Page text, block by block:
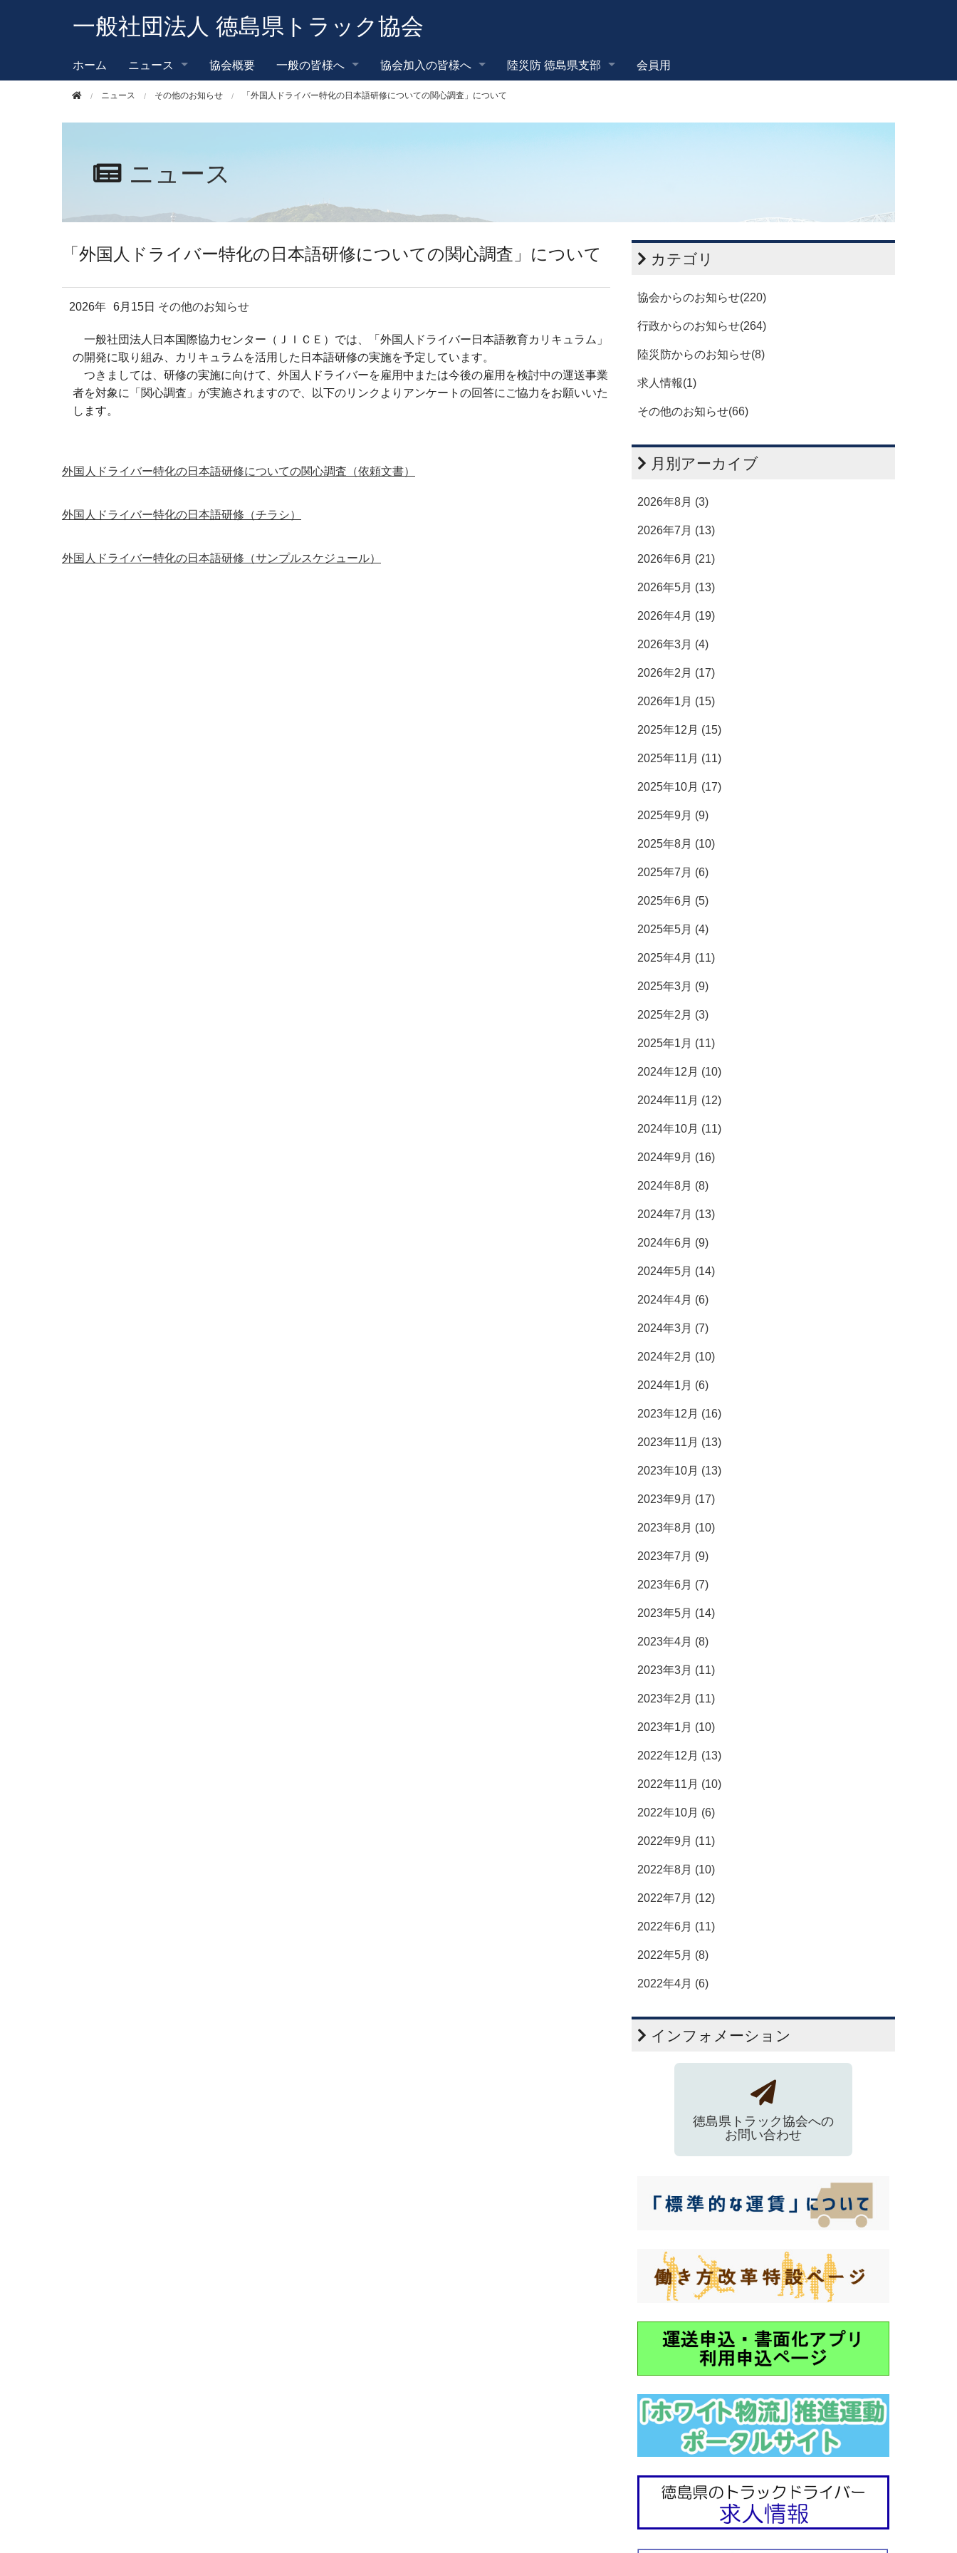
一般社団法人 徳島県トラック協会
ホーム ニュース 協会概要 一般の皆様へ 協会加入の皆様へ 陸災防 徳島県支部 会員用
ニュース その他のお知らせ 「外国人ドライバー特化の日本語研修についての関心調査」について
ニュース
「外国人ドライバー特化の日本語研修についての関心調査」について
2026年 6月15日 その他のお知らせ
一般社団法人日本国際協力センター（ＪＩＣＥ）では、「外国人ドライバー日本語教育カリキュラム」
の開発に取り組み、カリキュラムを活用した日本語研修の実施を予定しています。
つきましては、研修の実施に向けて、外国人ドライバーを雇用中または今後の雇用を検討中の運送事業
者を対象に「関心調査」が実施されますので、以下のリンクよりアンケートの回答にご協力をお願いいた
します。
外国人ドライバー特化の日本語研修についての関心調査（依頼文書）
外国人ドライバー特化の日本語研修（チラシ）
外国人ドライバー特化の日本語研修（サンプルスケジュール）
カテゴリ
協会からのお知らせ(220)
行政からのお知らせ(264)
陸災防からのお知らせ(8)
求人情報(1)
その他のお知らせ(66)
月別アーカイブ
2026年8月 (3)
2026年7月 (13)
2026年6月 (21)
2026年5月 (13)
2026年4月 (19)
2026年3月 (4)
2026年2月 (17)
2026年1月 (15)
2025年12月 (15)
2025年11月 (11)
2025年10月 (17)
2025年9月 (9)
2025年8月 (10)
2025年7月 (6)
2025年6月 (5)
2025年5月 (4)
2025年4月 (11)
2025年3月 (9)
2025年2月 (3)
2025年1月 (11)
2024年12月 (10)
2024年11月 (12)
2024年10月 (11)
2024年9月 (16)
2024年8月 (8)
2024年7月 (13)
2024年6月 (9)
2024年5月 (14)
2024年4月 (6)
2024年3月 (7)
2024年2月 (10)
2024年1月 (6)
2023年12月 (16)
2023年11月 (13)
2023年10月 (13)
2023年9月 (17)
2023年8月 (10)
2023年7月 (9)
2023年6月 (7)
2023年5月 (14)
2023年4月 (8)
2023年3月 (11)
2023年2月 (11)
2023年1月 (10)
2022年12月 (13)
2022年11月 (10)
2022年10月 (6)
2022年9月 (11)
2022年8月 (10)
2022年7月 (12)
2022年6月 (11)
2022年5月 (8)
2022年4月 (6)
インフォメーション
徳島県トラック協会への
お問い合わせ